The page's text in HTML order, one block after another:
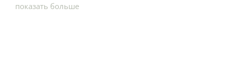
конечно. Актерство — непредсказуемая профессия,
показать больше